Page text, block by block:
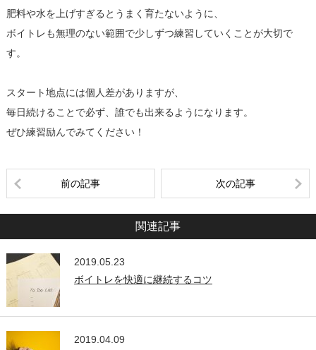
肥料や水を上げすぎるとうまく育たないように、
ボイトレも無理のない範囲で少しずつ練習していくことが大切で
す。
スタート地点には個人差がありますが、
毎日続けることで必ず、誰でも出来るようになります。
ぜひ練習励んでみてください！
前の記事 次の記事
関連記事
2019.05.23
ボイトレを快適に継続するコツ
2019.04.09